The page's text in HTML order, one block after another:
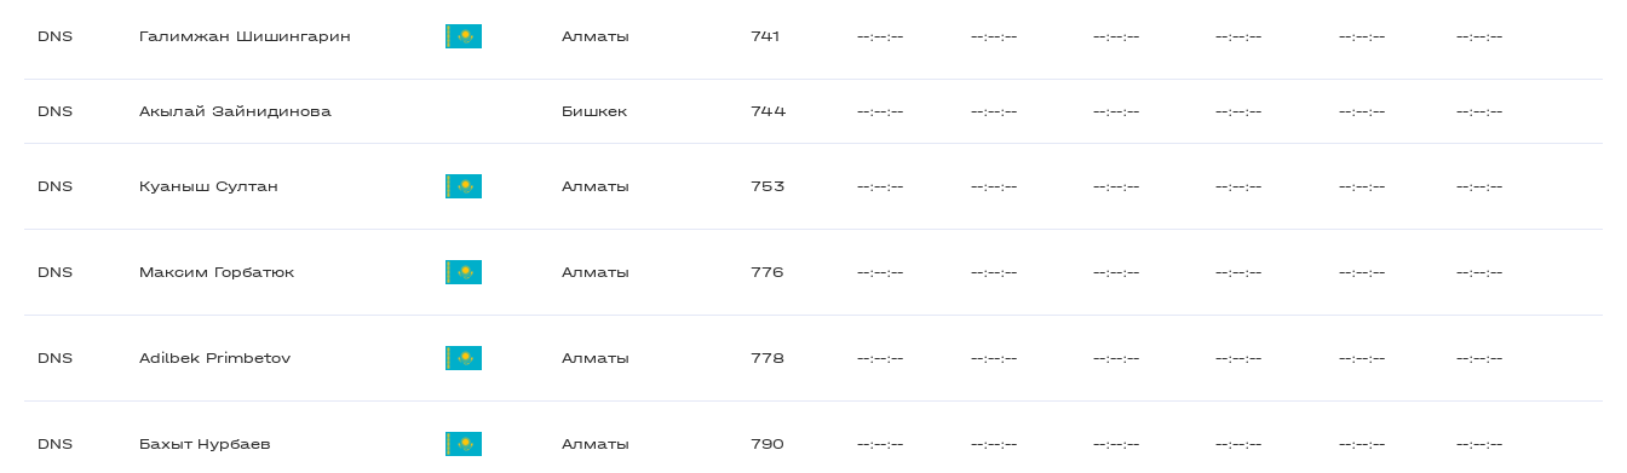
DNS Галимжан Шишингарин Алматы 741 --:--:-- --:--:-- --:--:-- --:--:-- --:--:-- --:--:--
DNS Акылай Зайнидинова Бишкек 744 --:--:-- --:--:-- --:--:-- --:--:-- --:--:-- --:--:--
DNS Куаныш Султан Алматы 753 --:--:-- --:--:-- --:--:-- --:--:-- --:--:-- --:--:--
DNS Максим Горбатюк Алматы 776 --:--:-- --:--:-- --:--:-- --:--:-- --:--:-- --:--:--
DNS Adilbek Primbetov Алматы 778 --:--:-- --:--:-- --:--:-- --:--:-- --:--:-- --:--:--
DNS Бахыт Нурбаев Алматы 790 --:--:-- --:--:-- --:--:-- --:--:-- --:--:-- --:--:--